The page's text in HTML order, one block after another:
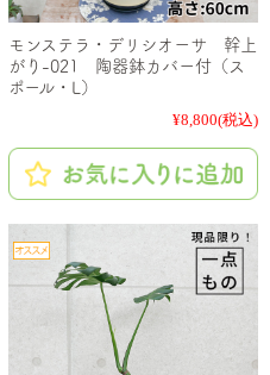
モンステラ・デリシオーサ 幹上
がり-021 陶器鉢カバー付（ス
ポール・L）
¥8,800(税込)